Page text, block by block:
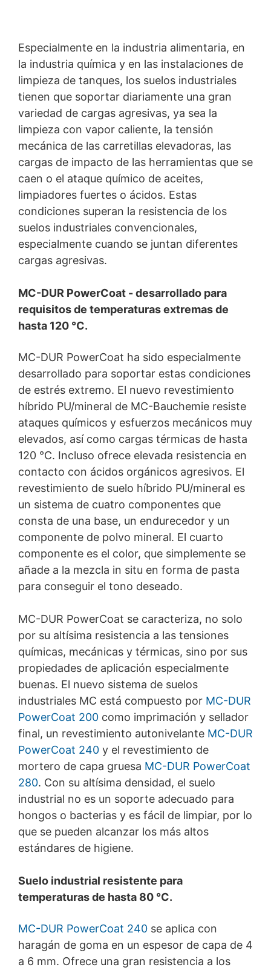
Noticias
MC-DUR PowerCoat – nuevo
revestimiento de suelos
industriales para cargas
extremas
Con MC-DUR PowerCoat, MC-Bauchemie ha
muy elevados, ofreciendo además una estabilidad
dimensional total a temperaturas de hasta 120 °C.
Especialmente en la industria alimentaria, en
la industria química y en las instalaciones de
limpieza de tanques, los suelos industriales
tienen que soportar diariamente una gran
variedad de cargas agresivas, ya sea la
limpieza con vapor caliente, la tensión
mecánica de las carretillas elevadoras, las
cargas de impacto de las herramientas que se
caen o el ataque químico de aceites,
limpiadores fuertes o ácidos. Estas
condiciones superan la resistencia de los
suelos industriales convencionales,
especialmente cuando se juntan diferentes
cargas agresivas.
MC-DUR PowerCoat - desarrollado para
requisitos de temperaturas extremas de
hasta 120 °C.
MC-DUR PowerCoat ha sido especialmente
desarrollado para soportar estas condiciones
de estrés extremo. El nuevo revestimiento
híbrido PU/mineral de MC-Bauchemie resiste
ataques químicos y esfuerzos mecánicos muy
elevados, así como cargas térmicas de hasta
120 °C. Incluso ofrece elevada resistencia en
contacto con ácidos orgánicos agresivos. El
revestimiento de suelo híbrido PU/mineral es
un sistema de cuatro componentes que
consta de una base, un endurecedor y un
componente de polvo mineral. El cuarto
componente es el color, que simplemente se
añade a la mezcla in situ en forma de pasta
para conseguir el tono deseado.
MC-DUR PowerCoat se caracteriza, no solo
por su altísima resistencia a las tensiones
químicas, mecánicas y térmicas, sino por sus
propiedades de aplicación especialmente
buenas. El nuevo sistema de suelos
industriales MC está compuesto por MC-DUR
PowerCoat 200 como imprimación y sellador
final, un revestimiento autonivelante MC-DUR
PowerCoat 240 y el revestimiento de
mortero de capa gruesa MC-DUR PowerCoat
280. Con su altísima densidad, el suelo
industrial no es un soporte adecuado para
hongos o bacterias y es fácil de limpiar, por lo
que se pueden alcanzar los más altos
estándares de higiene.
Suelo industrial resistente para
temperaturas de hasta 80 °C.
MC-DUR PowerCoat 240 se aplica con
haragán de goma en un espesor de capa de 4
a 6 mm. Ofrece una gran resistencia a los
se le entreguen automáticamente a usted o a un tercero
en un formato estándar y legible por máquina. Si usted
requiere la transferencia directa de datos a otra parte
responsable, esto sólo se hará en la medida en que sea
técnicamente posible.
Información, corrección, bloqueo, borrado
Según lo permitido por el Art. 15 GDPR, tiene derecho a
que se le proporcione en cualquier momento
información gratuita sobre cualquiera de sus datos
personales almacenados. También tiene derecho a que
se corrijan, bloqueen o eliminen estos datos.